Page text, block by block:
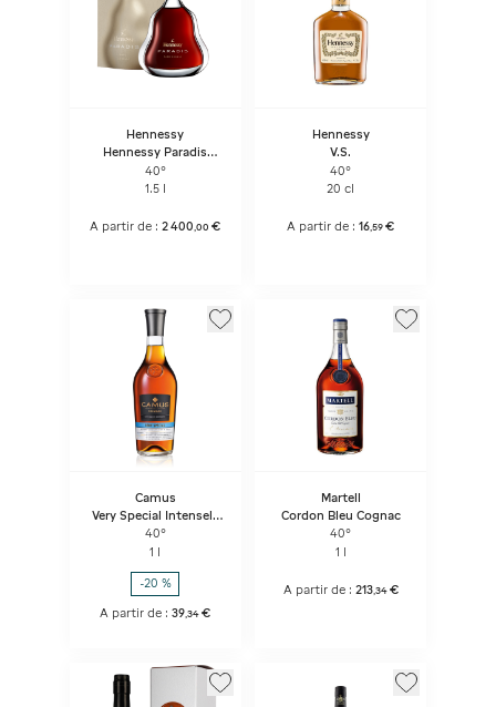
Hennessy
Hennessy Paradis
Magnum - Bouteille
Sous Coffret
40°
1.5 l
A partir de :2 400,00 €
Hennessy
V.S.
40°
20 cl
A partir de :16,59 €
Camus
Very Special Intensely
Aromatic
40°
1 l
-20 %
A partir de :39,34 €
Martell
Cordon Bleu Cognac
40°
1 l
A partir de : 213, 34 €